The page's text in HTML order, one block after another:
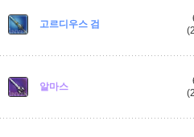
고르디우스 검
알마스